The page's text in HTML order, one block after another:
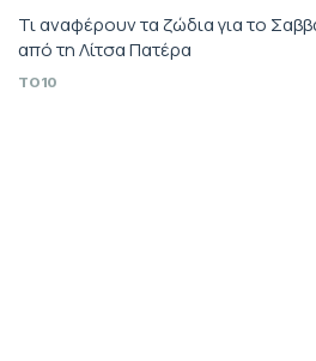
Τι αναφέρουν τα ζώδια για το
από τη Λίτσα Πατέρα
TO10